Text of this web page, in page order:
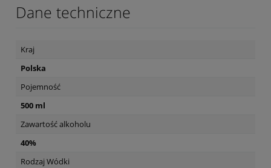
Dane techniczne
Kraj
Polska
Pojemność
500 ml
Zawartość alkoholu
40%
Rodzaj Wódki